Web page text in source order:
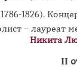
1826).
– лауреат
Никита
II